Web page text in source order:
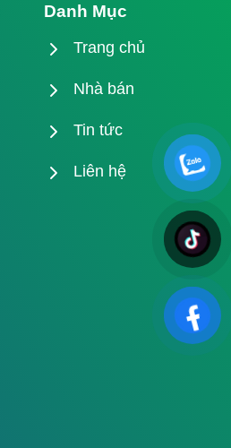
Danh Mục
Trang chủ
Nhà bán
Tin tức
Liên hệ